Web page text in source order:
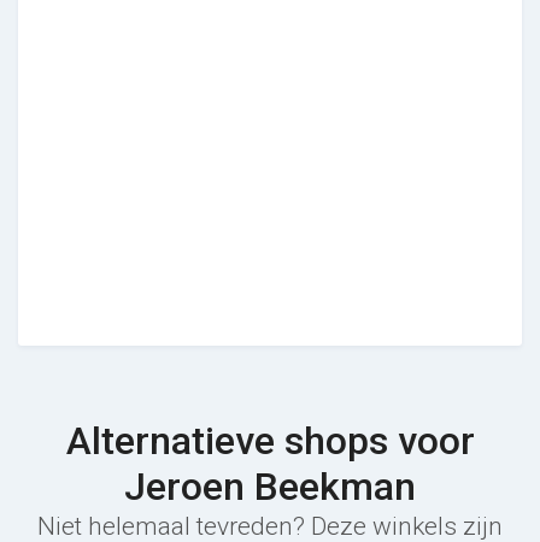
Alternatieve shops voor
Jeroen Beekman
Niet helemaal tevreden? Deze winkels zijn